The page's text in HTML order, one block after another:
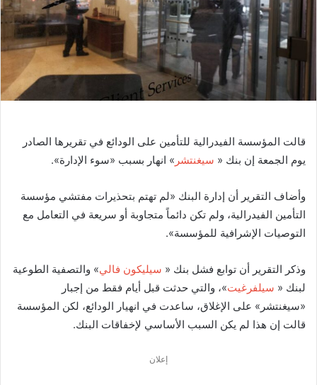
د
ك
ن
قالت المؤسسة الفيدرالية للتأمين على الودائع في تقريرها الصادر
يوم الجمعة إن بنك « سيغنتشر » انهار بسبب «سوء الإدارة».
وأضاف التقرير أن إدارة البنك «لم تهتم بتحذيرات مفتشي مؤسسة
التأمين الفيدرالية، ولم تكن دائماً متجاوبة أو سريعة في التعامل مع
التوصيات الإشرافية للمؤسسة».
وذكر التقرير أن توابع فشل بنك « سيليكون فالي» والتصفية الطوعية
لبنك « سيلفرغيت»، والتي حدثت قبل أيام فقط من إجبار
«سيغنتشر» على الإغلاق، ساعدت في انهيار الودائع، لكن المؤسسة
قالت إن هذا لم يكن السبب الأساسي لإخفاقات البنك.
إعلان